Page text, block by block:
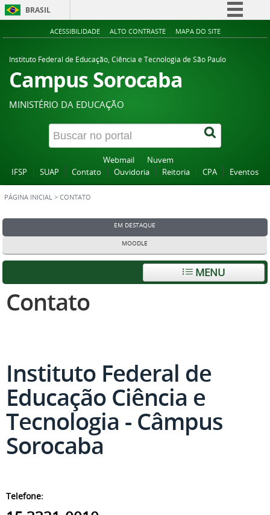
BRASIL
Simplifique!
Acesso à informação
Canais
ACESSIBILIDADE ALTO CONTRASTE MAPA DO SITE
Instituto Federal de Educação, Ciência e Tecnologia de São Paulo
Campus Sorocaba
MINISTÉRIO DA EDUCAÇÃO
Webmail
Nuvem
IFSP
SUAP Contato Ouvidoria Reitoria CPA Eventos
PÁGINA INICIAL > CONTATO
EM DESTAQUE
MOODLE
MENU
Contato
Instituto Federal de
Educação Ciência e
Tecnologia - Câmpus
Sorocaba
Telefone: